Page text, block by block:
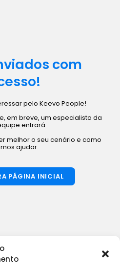
com
pelo Keevo People!
em breve, um especialista da
entrará
melhor o seu cenário e como
ajudar.
PÁGINA INICIAL